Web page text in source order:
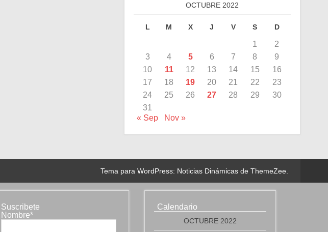
OCTUBRE 2022
L M X J V S D
1
2
3
4 5 6 7 8
9
10
11 12 13 14 15
16
17
18 19 20 21 22
23
24
25 26 27 28 29
30
31
« Sep
Nov »
Tema para WordPress: Noticias Dinámicas de ThemeZee.
Suscribete
Nombre*
Calendario
OCTUBRE 2022